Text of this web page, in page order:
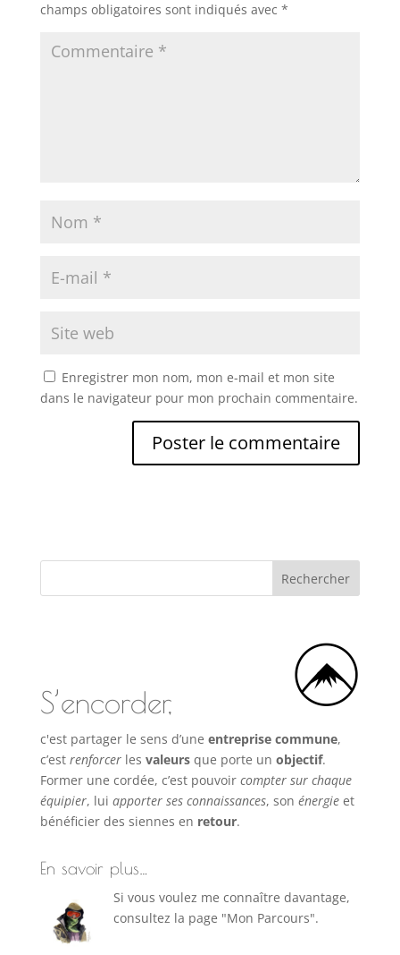
champs obligatoires sont indiqués avec *
Enregistrer mon nom, mon e-mail et mon site
dans le navigateur pour mon prochain commentaire.
S’encorder,
c'est partager le sens d’une entreprise commune,
c’est renforcerles valeursque porte un objectif.
Former une cordée, c’est pouvoircompter sur chaque
équipier, lui apporter ses connaissances, son énergieet
bénéficier des siennes en retour.
En savoir plus…
Si vous voulez me connaître davantage,
consultez la page "Mon Parcours".